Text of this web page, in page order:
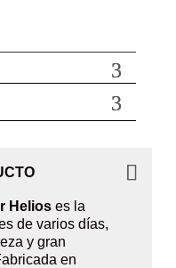
Helios es la
de varios días,
y gran
en